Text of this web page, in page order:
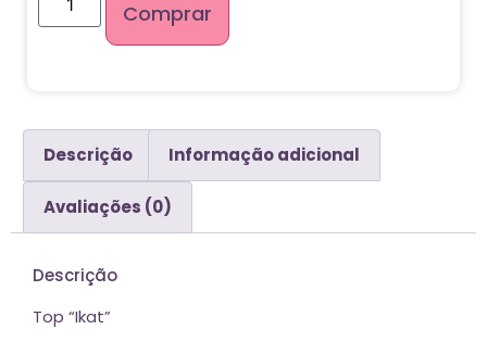
Comprar
Descrição Informação adicional
Avaliações (0)
Descrição
Top “Ikat”